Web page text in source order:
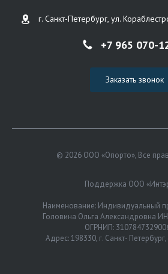
г. Санкт-Петербург, ул.
+7 965 070-
Заказать звонок
© 2026 ООО «Опорто», Все
Поддержка ООО
Наименование: Индивидуальный
Головина Ольга Александровна
ОГРНИП:
Адрес: 198330, г. Санкт-